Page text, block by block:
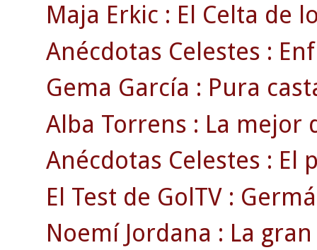
Maja Erkic : El Celta de
Anécdotas Celestes :
Gema García : Pura
Alba Torrens : La mejor
Anécdotas Celestes : El
El Test de GolTV :
Noemí Jordana : La